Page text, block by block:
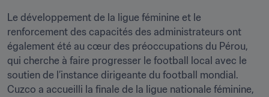
Le développement de la ligue féminine et le
renforcement des capacités des administrateurs ont
également été au cœur des préoccupations du Pérou,
qui cherche à faire progresser le football local avec le
soutien de l’instance dirigeante du football mondial.
Cuzco a accueilli la finale de la ligue nationale féminine,